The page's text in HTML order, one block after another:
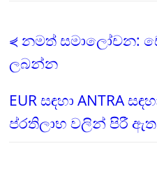
⋞ නමත් සමාලෝචන:
ලබන්න
EUR සඳහා ANTRA
ප්රතිලාභ වලින් පිරී